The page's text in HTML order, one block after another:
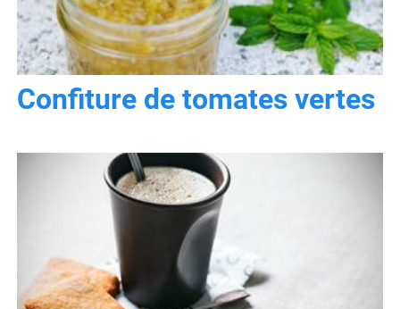
Confiture de tomates vertes